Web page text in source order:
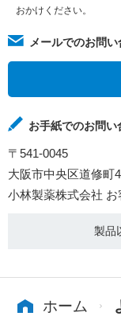
おかけください。
メールでのお問
お手紙でのお問い
〒541-0045
大阪市中央区道修町
小林製薬株式会社
製品
ホーム